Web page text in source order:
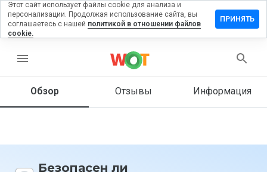
menu
Обзор Отзывы Информация
Безопасен ли
отзыв
Как бы
этот
1 до 5?
Этот сайт использует файлы cookie для анализа и
персонализации. Продолжая использование сайта, вы
соглашаетесь с нашей политикой в отношении файлов
cookie.
ПРИНЯТЬ